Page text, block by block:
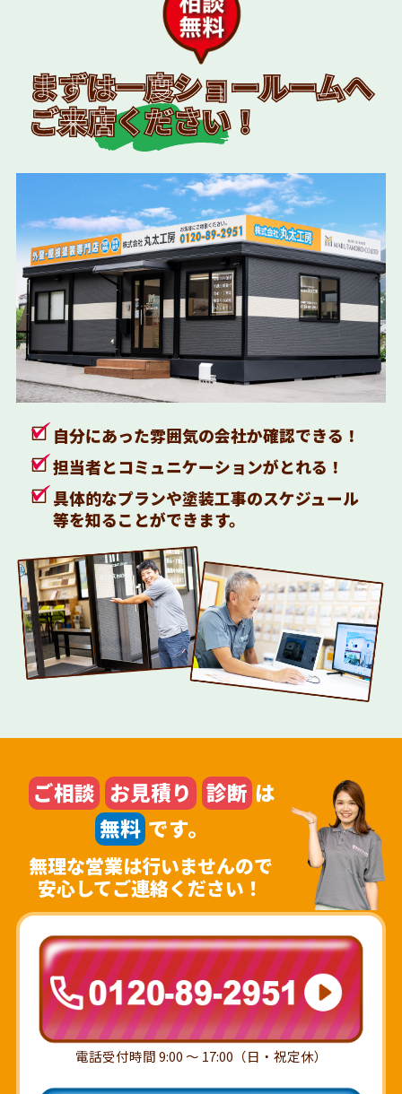
まずは一度ショールームへ
ご来店ください！
自分にあった雰囲気の会社か確認できる！
担当者とコミュニケーションがとれる！
具体的なプランや塗装工事のスケジュール
等を知ることができます。
ご相談 お見積り 診断 は
無料 です。
無理な営業は行いませんので
安心してご連絡ください！
電話受付時間 9:00 ～ 17:00（日・祝定休）